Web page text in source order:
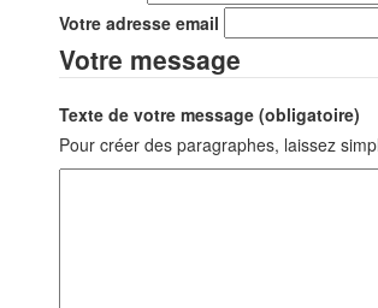
Votre adresse email
Votre message
Texte de votre message (obligatoire)
Pour créer des paragraphes, laissez